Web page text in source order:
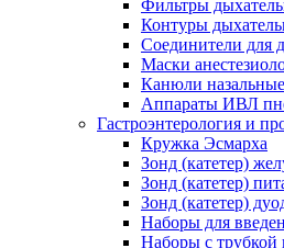
Фильтры
Контуры
Соединители для
Маски
Канюли
Аппараты ИВЛ
Гастроэнтерология и
Кружка Эсмарха
Зонд (катетер)
Зонд (катетер)
Зонд (катетер)
Наборы для
Наборы с трубкой